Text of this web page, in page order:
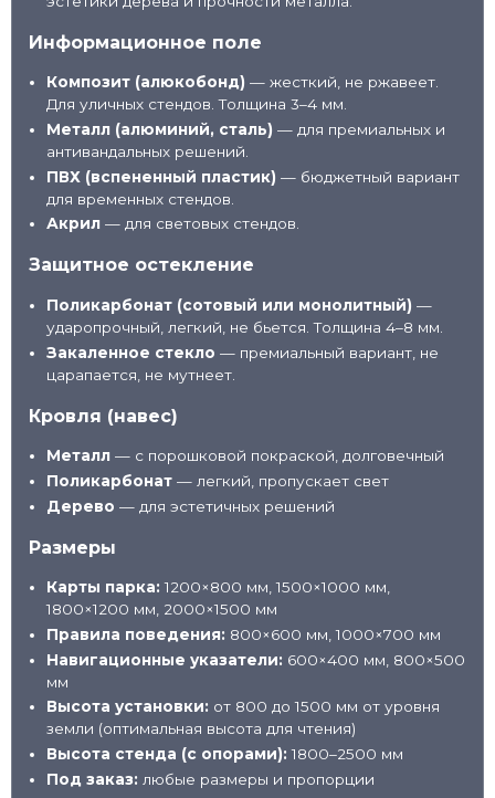
Информационное поле
Композит (алюкобонд) — жесткий, не ржавеет.
Для уличных стендов. Толщина 3–4 мм.
Металл (алюминий, сталь) — для премиальных и
антивандальных решений.
ПВХ (вспененный пластик) — бюджетный вариант
для временных стендов.
Акрил — для световых стендов.
Защитное остекление
Поликарбонат (сотовый или монолитный) —
ударопрочный, легкий, не бьется. Толщина 4–8 мм.
Закаленное стекло — премиальный вариант, не
царапается, не мутнеет.
Кровля (навес)
Металл — с порошковой покраской, долговечный
Поликарбонат — легкий, пропускает свет
Дерево — для эстетичных решений
Размеры
Карты парка: 1200×800 мм, 1500×1000 мм,
1800×1200 мм, 2000×1500 мм
Правила поведения: 800×600 мм, 1000×700 мм
Навигационные указатели: 600×400 мм, 800×500
мм
Высота установки: от 800 до 1500 мм от уровня
земли (оптимальная высота для чтения)
Высота стенда (с опорами): 1800–2500 мм
Под заказ: любые размеры и пропорции